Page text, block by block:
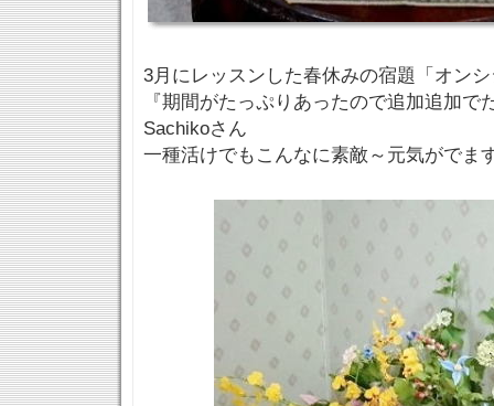
3月にレッスンした春休みの宿題「オン
『期間がたっぷりあったので追加追加で
Sachikoさん
一種活けでもこんなに素敵～元気がでま